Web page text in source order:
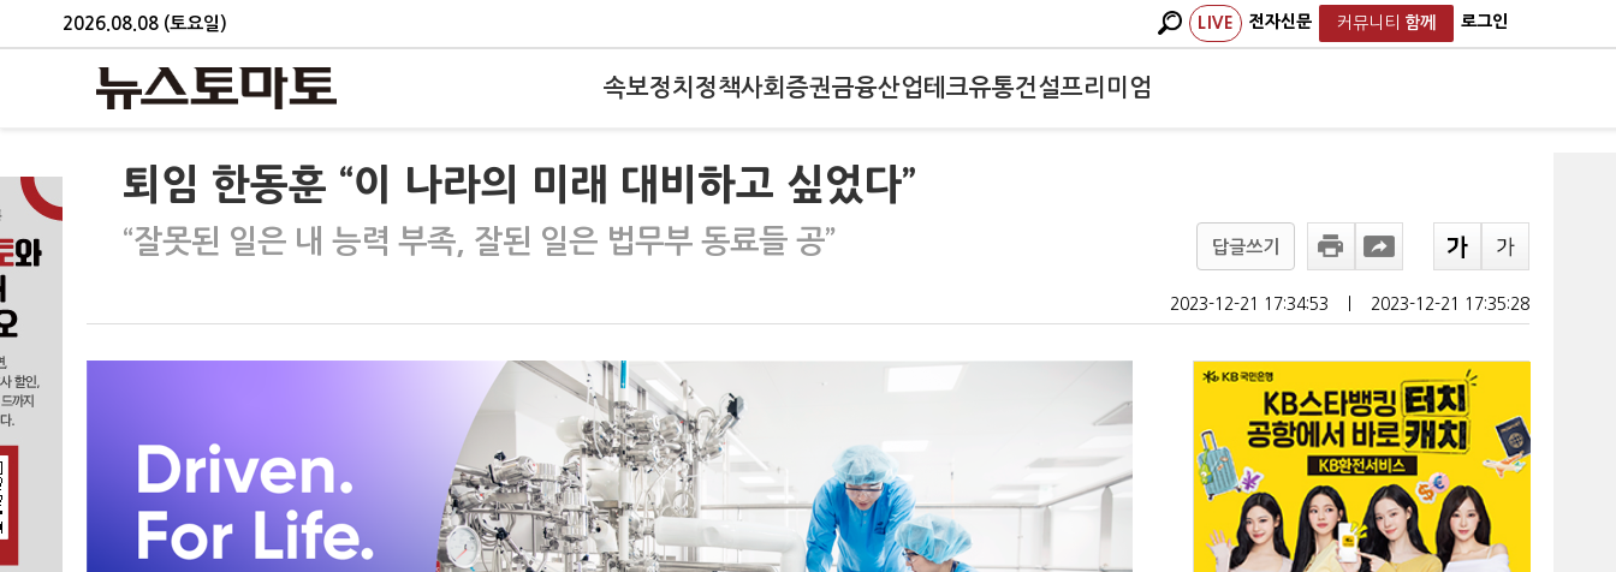
2026.08.08 (토요일) LIVE 전자신문 커뮤니티 함께 로그인
속보정치 정책사회 증권금융산업테크유통건설프리미엄
퇴임 한동훈 “이 나라의 미래 대비하고 싶었다”
“잘못된 일은 내 능력 부족, 잘된 일은 법무부 동료들 공” 답글쓰기
2023-12-21 17:34:53 2023-12-21 17:35:28